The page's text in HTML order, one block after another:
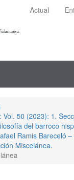
Actual
Vol. 50 (2023): 1.
del barroco
Ramis Bareceló
Miscelánea.